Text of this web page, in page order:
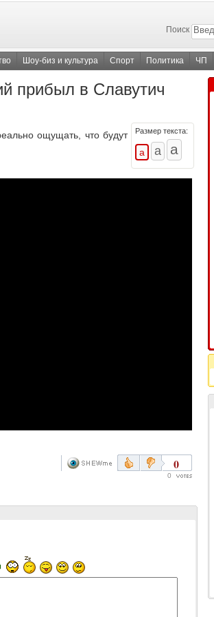
Поиск
Шоу-биз и культура Спорт Политика ЧП
прибыл в Славутич
Размер текста:
ощущать, что будут
0
0